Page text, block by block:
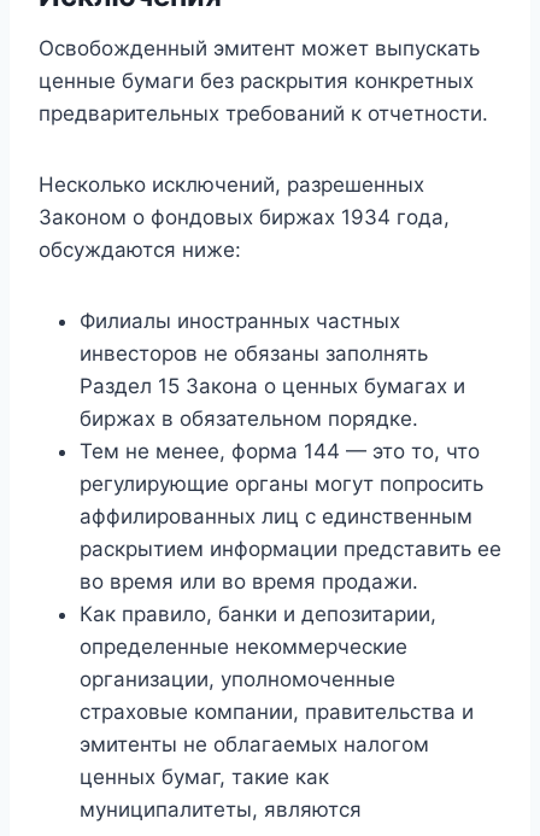
Освобожденный эмитент может выпускать
ценные бумаги без раскрытия конкретных
предварительных требований к отчетности.
Несколько исключений, разрешенных
Законом о фондовых биржах 1934 года,
обсуждаются ниже:
Филиалы иностранных частных
инвесторов не обязаны заполнять
Раздел 15 Закона о ценных бумагах и
биржах в обязательном порядке.
Тем не менее, форма 144 — это то, что
регулирующие органы могут попросить
аффилированных лиц с единственным
раскрытием информации представить ее
во время или во время продажи.
Как правило, банки и депозитарии,
определенные некоммерческие
организации, уполномоченные
страховые компании, правительства и
эмитенты не облагаемых налогом
ценных бумаг, такие как
муниципалитеты, являются